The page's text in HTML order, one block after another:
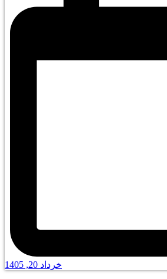
خرداد 20, 1405